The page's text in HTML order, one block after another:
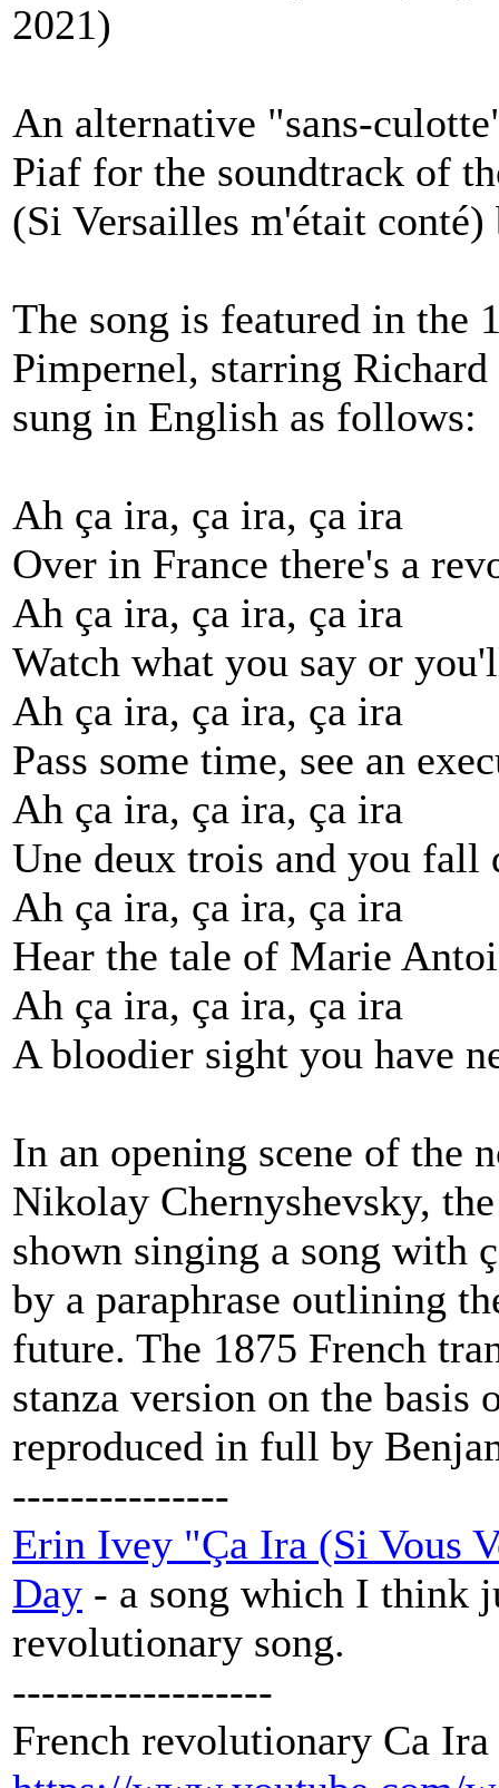
2021)
An alternative "sans-
Piaf for the soundtrack of
(Si Versailles m'était
The song is featured in the
Pimpernel, starring
sung in English as follows:
Ah ça ira, ça ira, ça ira
Over in France there's a
Ah ça ira, ça ira, ça ira
Watch what you say or
Ah ça ira, ça ira, ça ira
Pass some time, see an
Ah ça ira, ça ira, ça ira
Une deux trois and you fall
Ah ça ira, ça ira, ça ira
Hear the tale of Marie
Ah ça ira, ça ira, ça ira
A bloodier sight you have
In an opening scene of the
Nikolay Chernyshevsky,
shown singing a song with
by a paraphrase outlining
future. The 1875 French
stanza version on the basis
reproduced in full by
---------------
Erin Ivey "Ça Ira (Si Vous
Day - a song which I think
revolutionary song.
------------------
French revolutionary Ca